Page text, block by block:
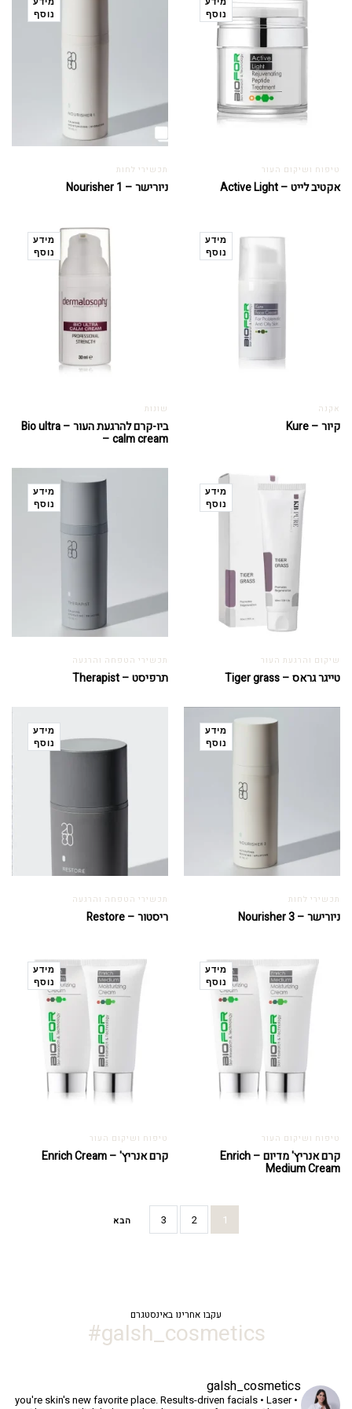
נוסף
טיפוח ושיקום העור
אקטיב לייט – Active Light
נוסף
תכשירי לחות
ניורישר – Nourisher 1
מידע
נוסף
אקנה
קיור – Kure
מידע
נוסף
שונות
ביו-קרם להרגעת העור – Bio ultra
– calm cream
מידע
נוסף
שיקום והרגעת העור
טייגר גראס – Tiger grass
מידע
נוסף
תכשירי הטפחה והרגעה
תרפיסט – Therapist
מידע
נוסף
תכשירי לחות
ניורישר – Nourisher 3
מידע
נוסף
תכשירי הטפחה והרגעה
ריסטור – Restore
מידע
נוסף
טיפוח ושיקום העור
קרם אנריץ' מדיום – Enrich
Medium Cream
מידע
נוסף
טיפוח ושיקום העור
קרם אנריץ' – Enrich Cream
1
2
3 הבא
עקבו אחרינו באינסטגרם
galsh_cosmetics#
galsh_cosmetics
you're skin's new favorite place.Results-driven facials • Laser •